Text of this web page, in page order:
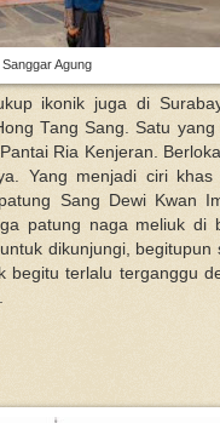
Agung
ikonik juga di
Tang Sang. Satu
Ria Kenjeran.
Yang menjadi ciri
Sang Dewi Kwan
patung naga meliuk di
dikunjungi, begitupun
begitu terlalu terganggu